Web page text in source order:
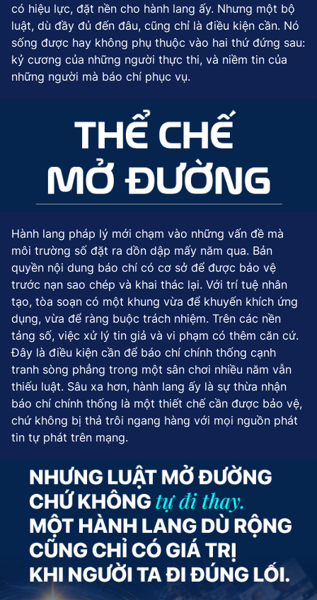
có hiệu lực, đặt nền cho hành lang ấy. Nhưng một bộ
luật, dù đầy đủ đến đâu, cũng chỉ là điều kiện cần. Nó
sống được hay không phụ thuộc vào hai thứ đứng sau:
kỷ cương của những người thực thi, và niềm tin của
những người mà báo chí phục vụ.
Hành lang pháp lý mới chạm vào những vấn đề mà
môi trường số đặt ra dồn dập mấy năm qua. Bản
quyền nội dung báo chí có cơ sở để được bảo vệ
trước nạn sao chép và khai thác lại. Với trí tuệ nhân
tạo, tòa soạn có một khung vừa để khuyến khích ứng
dụng, vừa để ràng buộc trách nhiệm. Trên các nền
tảng số, việc xử lý tin giả và vi phạm có thêm căn cứ.
Đây là điều kiện cần để báo chí chính thống cạnh
tranh sòng phẳng trong một sân chơi nhiều năm vẫn
thiếu luật. Sâu xa hơn, hành lang ấy là sự thừa nhận
báo chí chính thống là một thiết chế cần được bảo vệ,
chứ không bị thả trôi ngang hàng với mọi nguồn phát
tin tự phát trên mạng.